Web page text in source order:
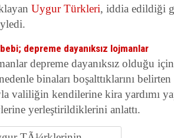
Uygur Türkleri, iddia edildiği
depreme dayanıksız lojmanlar
depreme dayanıksız olduğu için
binaları boşalttıklarını
valiliğin kendilerine kira yardımı
yerleştirildiklerini anlattı.